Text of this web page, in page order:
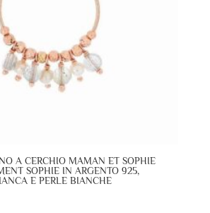
A CERCHIO MAMAN ET SOPHIE
SOPHIE IN ARGENTO 925,
E PERLE BIANCHE